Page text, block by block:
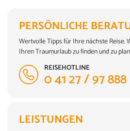
PERSÖNLICHE
Wertvolle Tipps für Ihre nächste Reise.
Ihren Traumurlaub zu finden und zu
REISEHOTLINE
0 41 27 / 97
LEISTUNGEN